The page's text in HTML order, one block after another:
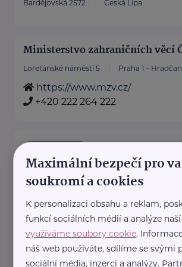
Bardějovská 2572 Česká Lípa
Ministerstvo zahraničních věcí
Loretánské náměstí 5 Praha 1 –
https://www.mzv.cz/
+420 222 264 222
RADA SENIORŮ ČR
Politických vězňů 1419/11 Praha 1
Poskytujeme bezplatné sociálně-
právní poradentství pro seniory
po celé ČR.
Vydáváme časopis Doba seniorů.
Maximální bezpečí pro
soukromí a cookies
K personalizaci obsahu a reklam,
funkcí sociálních médií a analýze
využíváme soubory cookie.
náš web používáte, sdílíme se svými
sociální média, inzerci a analýzy.